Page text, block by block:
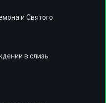
и Святого
в слизь